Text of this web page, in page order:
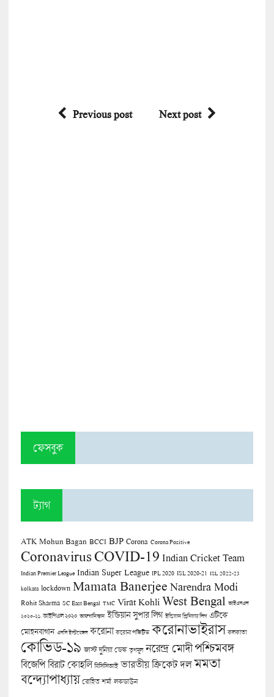
Previous post Next post
ফেসবুক
ট্যাগ
ATK Mohun Bagan BCCI BJP Corona Corona Positive
CoronavirusCOVID-19 Indian Cricket Team
Indian Premier League Indian Super League IPL 2020 ISL 2020-21 ISL 2022-23
kolkata lockdown Mamata Banerjee Narendra Modi
Rohit Sharma SC East Bengal TMC Virat Kohli West Bengal আইএসএল
২০২০-২১ আইপিএল ২০২০ আফগানিস্তান ইন্ডিয়ান সুপার লিগ ইন্ডিয়ান প্রিমিয়ার লিগ এটিকে
মোহনবাগান এসসি ইস্টবেঙ্গল করোনা করোনা পজিটিভ করোনাভাইরাস কলকাতা
কোভিড-১৯ জাস্ট দুনিয়া ডেস্ক তৃণমূল নরেন্দ্র মোদী পশ্চিমবঙ্গ
বিজেপি বিরাট কোহলি বিসিসিআই ভারতীয় ক্রিকেট দল মমতা
বন্দ্যোপাধ্যায় রোহিত শর্মা লকডাউন